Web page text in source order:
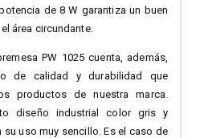
de 8 W garantiza un buen
área circundante.
PW 1025 cuenta, además,
de calidad y durabilidad que
productos de nuestra marca.
diseño industrial color gris y
uso muy sencillo. Es el caso de